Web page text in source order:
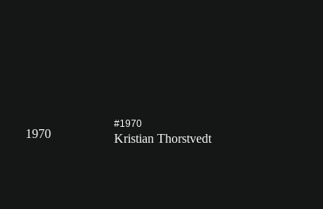
1970
#1970
Kristian Thorstvedt